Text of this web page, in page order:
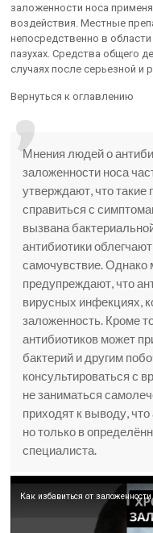
заложенности носа
воздействия. Местные
непосредственно в
пазухах. Средства общего
случаях после серьезной и
Вернуться к оглавлению
Мнения людей о
заложенности носа
утверждают, что
справиться с
вызвана
антибиотики
самочувствие. Однако
предупреждают, что
вирусных инфекциях,
заложенность. Кроме
антибиотиков может
бактерий и другим
консультироваться с
не заниматься
приходят к выводу,
но только в
специалиста.
Как избавиться от